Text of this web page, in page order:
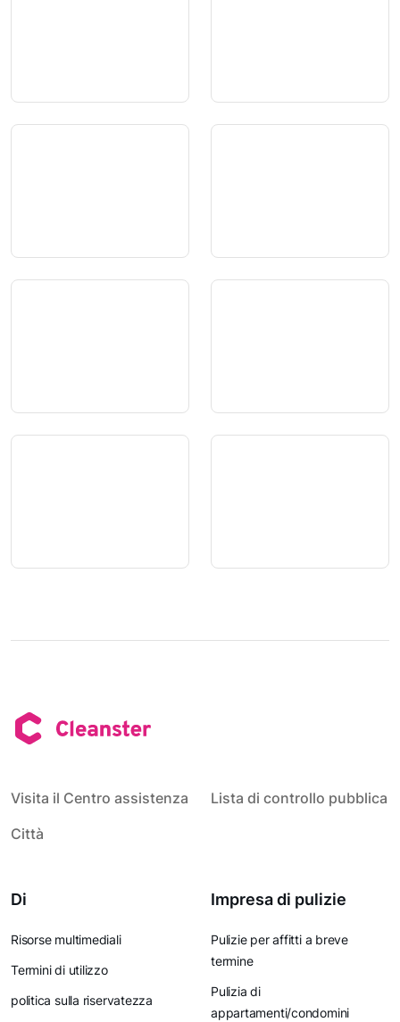
Visita il Centro assistenza
Lista di controllo pubblica
Città
Di
Risorse multimediali
Termini di utilizzo
politica sulla riservatezza
Impresa di pulizie
Pulizie per affitti a breve
termine
Pulizia di
appartamenti/condomini